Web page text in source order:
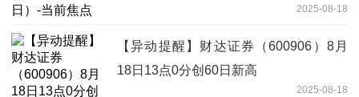
2025-08-18
【异动提醒】财达证券（600906）8月
18日13点0分创60日新高
2025-08-18